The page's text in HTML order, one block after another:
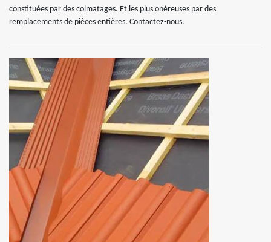
constituées par des colmatages. Et les plus onéreuses par des
remplacements de pièces entières. Contactez-nous.